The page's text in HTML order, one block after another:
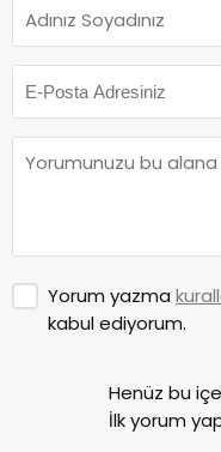
Yorum yazma
kabul ediyorum.
Henüz bu
İlk yorum